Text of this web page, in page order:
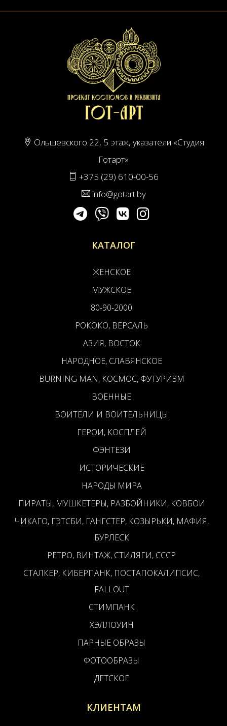
Ольшевского 22, 5 этаж, указатели «Студия
Готарт»
+375 (29) 610-00-56
info@gotart.by
КАТАЛОГ
ЖЕНСКОЕ
МУЖСКОЕ
80-90-2000
РОКОКО, ВЕРСАЛЬ
АЗИЯ, ВОСТОК
НАРОДНОЕ, СЛАВЯНСКОЕ
BURNING MAN, КОСМОС, ФУТУРИЗМ
ВОЕННЫЕ
ВОИТЕЛИ И ВОИТЕЛЬНИЦЫ
ГЕРОИ, КОСПЛЕЙ
ФЭНТЕЗИ
ИСТОРИЧЕСКИЕ
НАРОДЫ МИРА
ПИРАТЫ, МУШКЕТЕРЫ, РАЗБОЙНИКИ, КОВБОИ
ЧИКАГО, ГЭТСБИ, ГАНГСТЕР, КОЗЫРЬКИ, МАФИЯ,
БУРЛЕСК
РЕТРО, ВИНТАЖ, СТИЛЯГИ, СССР
СТАЛКЕР, КИБЕРПАНК, ПОСТАПОКАЛИПСИС,
FALLOUT
СТИМПАНК
ХЭЛЛОУИН
ПАРНЫЕ ОБРАЗЫ
ФОТООБРАЗЫ
ДЕТСКОЕ
КЛИЕНТАМ